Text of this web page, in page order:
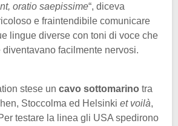
oratio saepissime“, diceva
e fraintendibile comunicare
lingue diverse con toni di voce che
facilmente nervosi.
stese un cavo sottomarino tra
Stoccolma ed Helsinki et voilà,
testare la linea gli USA spedirono